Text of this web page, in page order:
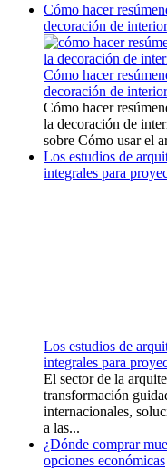
Cómo hacer
decoración de
Cómo hacer
decoración de
Cómo hacer
la decoración de
sobre Cómo usar el
Los estudios de
integrales para
Los estudios de
integrales para
El sector de la
transformación
internacionales,
a las...
¿Dónde comprar
opciones económicas